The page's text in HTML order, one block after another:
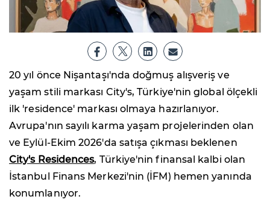
20 yıl önce Nişantaşı'nda doğmuş alışveriş ve
yaşam stili markası City's, Türkiye'nin global ölçekli
ilk 'residence' markası olmaya hazırlanıyor.
Avrupa'nın sayılı karma yaşam projelerinden olan
ve Eylül-Ekim 2026'da satışa çıkması beklenen
City's Residences, Türkiye'nin finansal kalbi olan
İstanbul Finans Merkezi'nin (İFM) hemen yanında
konumlanıyor.